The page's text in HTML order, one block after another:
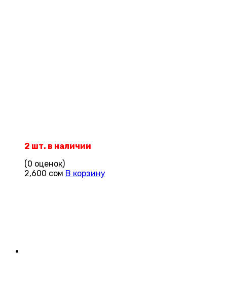
2 шт. в наличии
(0 оценок)
2,600 сом В корзину